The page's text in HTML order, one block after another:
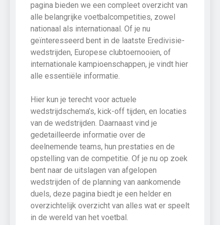
pagina bieden we een compleet overzicht van
alle belangrijke voetbalcompetities, zowel
nationaal als internationaal. Of je nu
geïnteresseerd bent in de laatste Eredivisie-
wedstrijden, Europese clubtoernooien, of
internationale kampioenschappen, je vindt hier
alle essentiële informatie.
Hier kun je terecht voor actuele
wedstrijdschema’s, kick-off tijden, en locaties
van de wedstrijden. Daarnaast vind je
gedetailleerde informatie over de
deelnemende teams, hun prestaties en de
opstelling van de competitie. Of je nu op zoek
bent naar de uitslagen van afgelopen
wedstrijden of de planning van aankomende
duels, deze pagina biedt je een helder en
overzichtelijk overzicht van alles wat er speelt
in de wereld van het voetbal.